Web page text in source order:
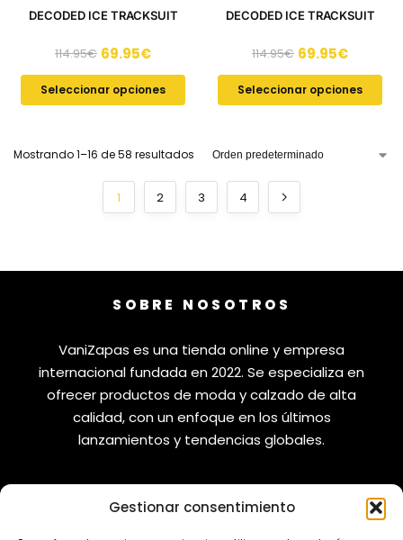
Gestionar consentimiento
DECODED ICE TRACKSUIT
114.95€ 69.95€
Seleccionar opciones
DECODED ICE TRACKSUIT
114.95€ 69.95€
Seleccionar opciones
Mostrando 1–16 de 58 resultados
1 2 3 4
SOBRE NOSOTROS
VaniZapas es una tienda online y empresa
internacional fundada en 2022. Se especializa en
ofrecer productos de moda y calzado de alta
calidad, con un enfoque en los últimos
lanzamientos y tendencias globales.